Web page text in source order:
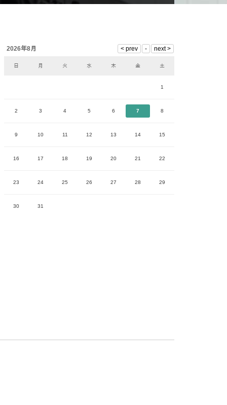
2026年8月
日 月 火 水 木 金 土
1
2 3 4 5 6 7 8
9 10 11 12 13 14 15
16 17 18 19 20 21 22
23 24 25 26 27 28 29
30 31